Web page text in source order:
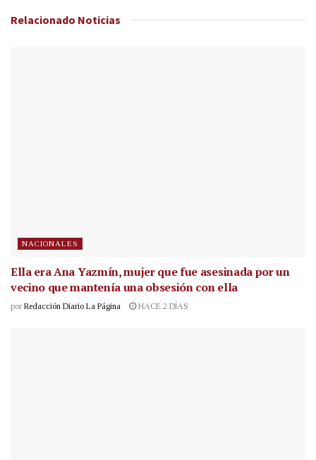
Relacionado Noticias
NACIONALES
Ella era Ana Yazmín, mujer que fue asesinada por un
vecino que mantenía una obsesión con ella
por Redacción Diario La Página HACE 2 DÍAS